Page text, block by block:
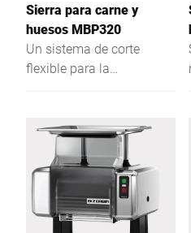
Sierra para carne y
huesos MBP320
Un sistema de corte
flexible para la
trocear y porcionar de
forma eficaz los distintos
productos que se
procesan a diario. Se
adapta a todo tipo de
productos alimentarios,